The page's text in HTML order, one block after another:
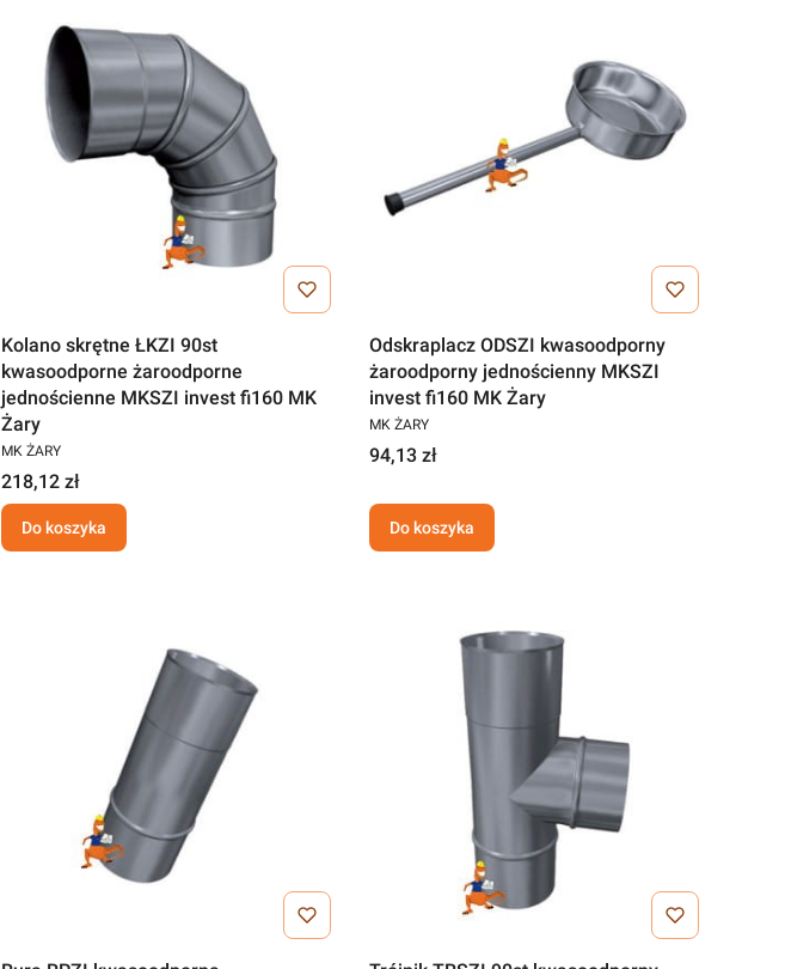
Kolano skrętne ŁKZI 90st
kwasoodporne żaroodporne
jednościenne MKSZI invest fi160 MK
Żary
MK ŻARY
218,12 zł
Do koszyka
Odskraplacz ODSZI kwasoodporny
żaroodporny jednościenny MKSZI
invest fi160 MK Żary
MK ŻARY
94,13 zł
Do koszyka